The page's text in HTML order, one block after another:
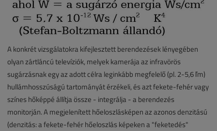
A konkrét vizsgálatokra kifejlesztett berendezések lényegében
olyan zártláncú televíziók, melyek kamerája az infravörös
sugárzásnak egy az adott célra leginkább megfelelő (pl. 2-5,6 ľm)
hullámhosszúságú tartományát érzékeli, és azt fekete-fehér vagy
színes hőképpé állítja össze - integrálja - a berendezés
monitorján. A megjelenített hőeloszlásképen az azonos denzitású
(denzitás: a fekete-fehér hőeloszlás képeken a "feketedés"